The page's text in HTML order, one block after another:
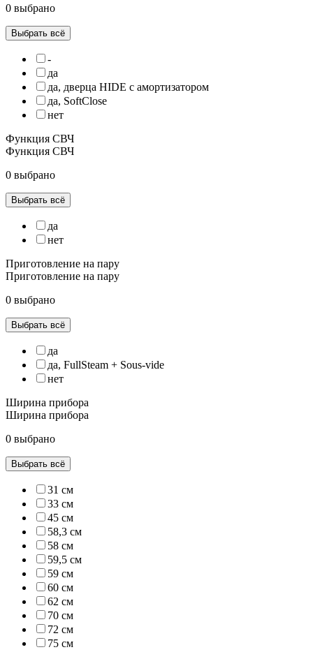
0 выбрано
Выбрать всё
-
да
да, дверца HIDE с амортизатором
да, SoftClose
нет
Функция СВЧ
Функция СВЧ
0 выбрано
Выбрать всё
да
нет
Приготовление на пару
Приготовление на пару
0 выбрано
Выбрать всё
да
да, FullSteam + Sous-vide
нет
Ширина прибора
Ширина прибора
0 выбрано
Выбрать всё
31 см
33 см
45 см
58,3 см
58 см
59,5 см
59 см
60 см
62 см
70 см
72 см
75 см